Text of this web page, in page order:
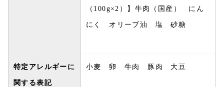
（100g×2）】牛肉（国産） にん
にく オリーブ油 塩 砂糖
特定アレルギーに
関する表記
小麦 卵 牛肉 豚肉 大豆